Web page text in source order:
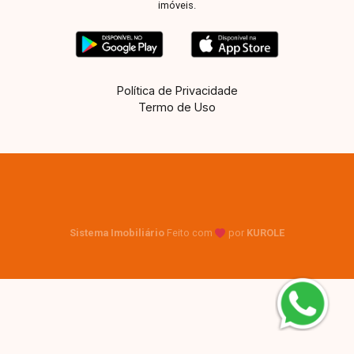
imóveis.
Política de Privacidade
Termo de Uso
Sistema Imobiliário Feito com por KUROLE